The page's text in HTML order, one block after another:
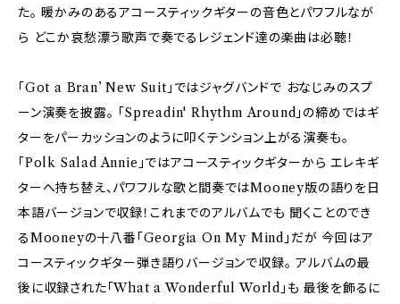
た。 暖かみのあるアコースティックギターの音色とパワフルなが
ら どこか哀愁漂う歌声で奏でるレジェンド達の楽曲は必聴！
「Got a Bran’ New Suit」ではジャグバンドで おなじみのスプ
ーン演奏を披露。 「Spreadin' Rhythm Around」の締めではギ
ターをパーカッションのように叩くテンション上がる演奏も。
「Polk Salad Annie」ではアコースティックギターから エレキギ
ターへ持ち替え、パワフルな歌と間奏ではMooney版の語りを日
本語バージョンで収録！これまでのアルバムでも 聞くことのでき
るMooneyの十八番「Georgia On My Mind」だが 今回はア
コースティックギター弾き語りバージョンで収録。 アルバムの最
後に収録された「What a Wonderful World」も 最後を飾るに